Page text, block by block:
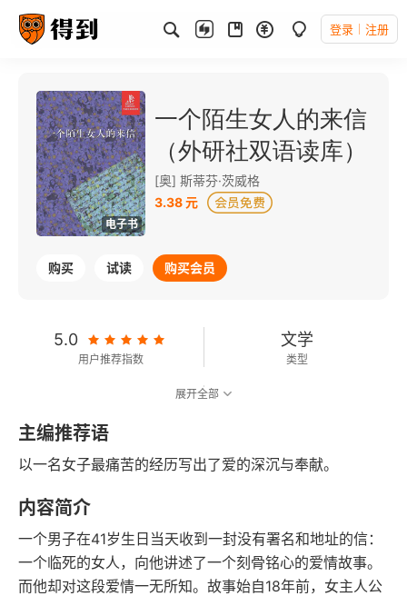
登录 注册
电子书
一个陌生女人的来信
（外研社双语读库）
[奥] 斯蒂芬·茨威格
3.38 元
购买 试读 购买会员
5.0
用户推荐指数
文学
类型
2012-11-01
发行日期
展开全部
主编推荐语
以一名女子最痛苦的经历写出了爱的深沉与奉献。
内容简介
一个男子在41岁生日当天收到一封没有署名和地址的信：
一个临死的女人，向他讲述了一个刻骨铭心的爱情故事。
而他却对这段爱情一无所知。故事始自18年前，女主人公